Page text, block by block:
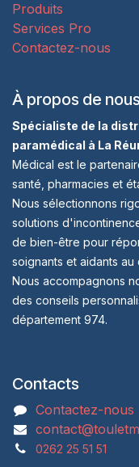
Produits
Services Pro
Contactez-nous
À propos de nous
Spécialiste de la
paramédical à La
Médical est le
santé, pharmacies et
Nous sélectionnons
solutions
de bien-être pour
soignants et aidants au
Nous accompagnons
des conseils
département 974.
Contacts
Contactez-nous
0262 25 51 51